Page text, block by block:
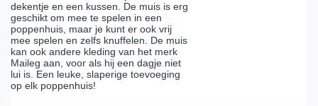
dekentje en een kussen. De muis is erg
geschikt om mee te spelen in een
poppenhuis, maar je kunt er ook vrij
mee spelen en zelfs knuffelen. De muis
kan ook andere kleding van het merk
Maileg aan, voor als hij een dagje niet
lui is. Een leuke, slaperige toevoeging
op elk poppenhuis!